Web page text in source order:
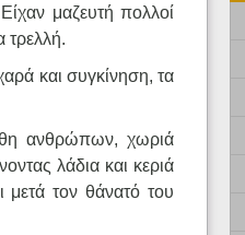
μαζευτή πολλοί
τρελλή.
και συγκίνηση, τα
ανθρώπων, χωριά
λάδια και κεριά
τον θάνατό του